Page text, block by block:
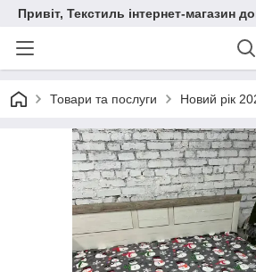
Привіт, Текстиль інтернет-магазин
Товари та послуги Новий рік